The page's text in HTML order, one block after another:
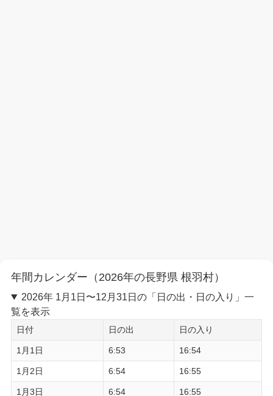
年間カレンダー（2026年の長野県 根羽村）
2026年 1月1日〜12月31日の「日の出・日の入り」一
覧を表示
日付 日の出 日の入り
1月1日 6:53 16:54
1月2日 6:54 16:55
1月3日 6:54 16:55